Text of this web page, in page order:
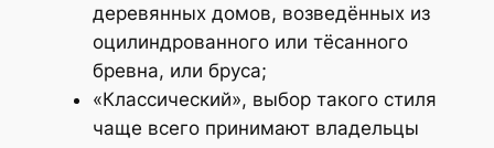
деревянных домов, возведённых из
оцилиндрованного или тёсанного
бревна, или бруса;
«Классический», выбор такого стиля
чаще всего принимают владельцы